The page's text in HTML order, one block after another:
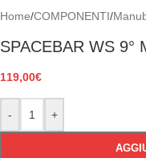
Home/COMPONENTI/
SPACEBAR WS 9°
119,00€
- +